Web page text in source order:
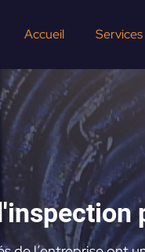
Accueil Services